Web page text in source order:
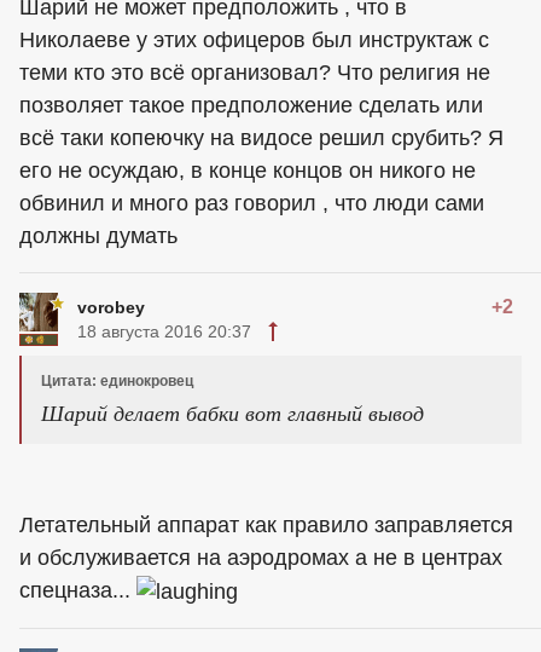
Шарий не может предположить , что в
Николаеве у этих офицеров был инструктаж с
теми кто это всё организовал? Что религия не
позволяет такое предположение сделать или
всё таки копеючку на видосе решил срубить? Я
его не осуждаю, в конце концов он никого не
обвинил и много раз говорил , что люди сами
должны думать
vorobey +2
18 августа 2016 20:37
Цитата: единокровец
Шарий делает бабки вот главный вывод
Летательный аппарат как правило заправляется
и обслуживается на аэродромах а не в центрах
спецназа...